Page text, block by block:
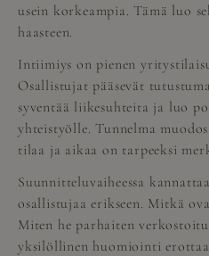
usein korkeampia. Tämä luo
haasteen.
Intiimiys on pienen
Osallistujat pääsevät
syventää liikesuhteita ja luo
yhteistyölle. Tunnelma
tilaa ja aikaa on tarpeeksi
Suunnitteluvaiheessa
osallistujaa erikseen. Mitkä
Miten he parhaiten
yksilöllinen huomiointi erottaa